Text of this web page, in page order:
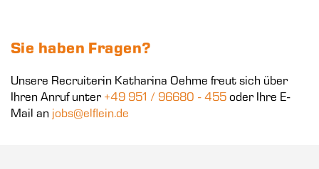
Sie haben Fragen?
Unsere Recruiterin Katharina Oehme freut sich über
Ihren Anruf unter +49 951 / 96680 - 455oder Ihre E-
Mail an jobs@elflein.de